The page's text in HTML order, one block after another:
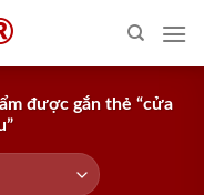
được gắn thẻ “cửa